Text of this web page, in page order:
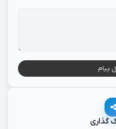
پیام
گذاری